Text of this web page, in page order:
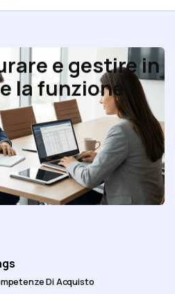
e gestire in
la funzione
Di Acquisto